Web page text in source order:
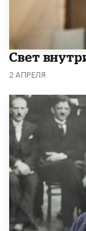
​Свет
2 АПРЕЛЯ